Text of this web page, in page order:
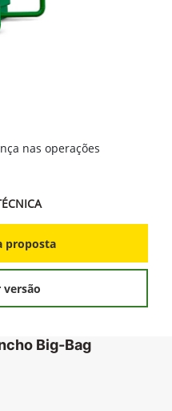
nas operações
proposta
versão
Big-Bag